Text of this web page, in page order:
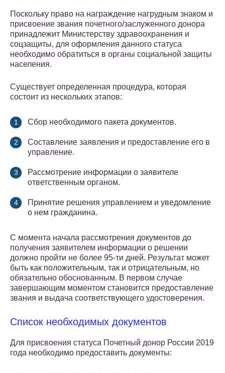
Поскольку право на награждение нагрудным знаком и
присвоение звания почетного/заслуженного донора
принадлежит Министерству здравоохранения и
соцзащиты, для оформления данного статуса
необходимо обратиться в органы социальной защиты
населения.
Существует определенная процедура, которая
состоит из нескольких этапов:
Сбор необходимого пакета документов.
Составление заявления и предоставление его в
управление.
Рассмотрение информации о заявителе
ответственным органом.
Принятие решения управлением и уведомление
о нем гражданина.
С момента начала рассмотрения документов до
получения заявителем информации о решении
должно пройти не более 95-ти дней. Результат может
быть как положительным, так и отрицательным, но
обязательно обоснованным. В первом случае
завершающим моментом становится предоставление
звания и выдача соответствующего удостоверения.
Список необходимых документов
Для присвоения статуса Почетный донор России 2019
года необходимо предоставить документы: